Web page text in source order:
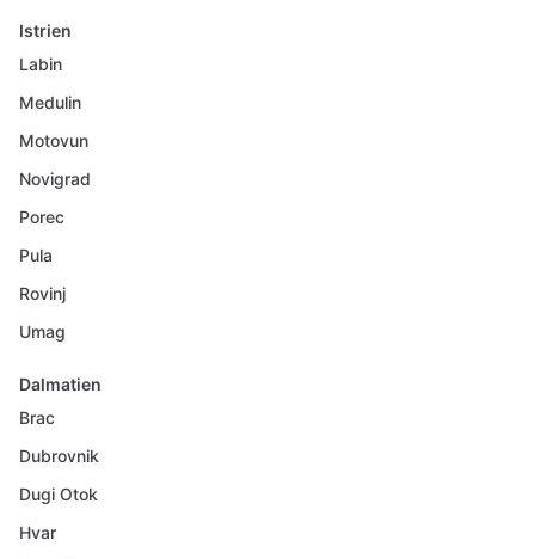
Istrien
Labin
Medulin
Motovun
Novigrad
Porec
Pula
Rovinj
Umag
Dalmatien
Brac
Dubrovnik
Dugi Otok
Hvar